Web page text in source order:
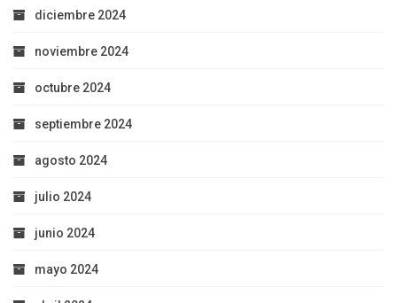
diciembre 2024
noviembre 2024
octubre 2024
septiembre 2024
agosto 2024
julio 2024
junio 2024
mayo 2024